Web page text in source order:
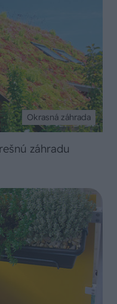
Okrasná záhrada
záhradu